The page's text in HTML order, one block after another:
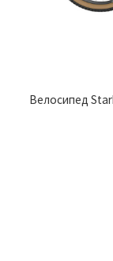
Велосипед